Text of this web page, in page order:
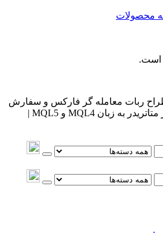
محصولات
است.
ربات معامله گر فارکس و سفارش
ربات و اکسپرت معامله گر متاتریدر به زبان MQL4 و MQL5 |